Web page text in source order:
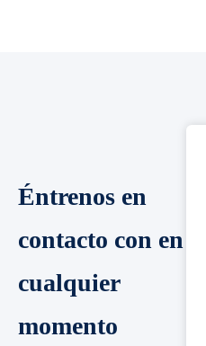
Éntrenos en
contacto con en
cualquier
momento